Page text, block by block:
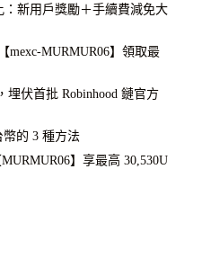
：新用戶獎勵＋手續費減免大
mexc-MURMUR06】領取最
伏首批 Robinhood 鏈官方
的 3 種方法
】享最高 30,530U